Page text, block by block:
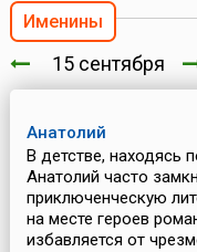
Именины
15 сентября
Анатолий
В детстве, находясь
Анатолий часто
приключенческую
на месте героев
избавляется от